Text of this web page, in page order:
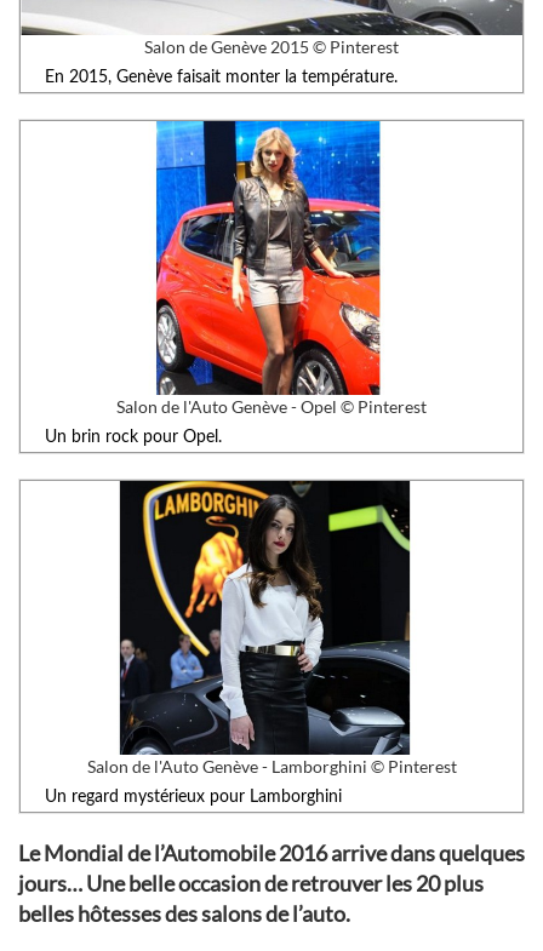
Salon de Genève 2015 © Pinterest
En 2015, Genève faisait monter la température.
Salon de l'Auto Genève - Opel © Pinterest
Un brin rock pour Opel.
Salon de l'Auto Genève - Lamborghini © Pinterest
Un regard mystérieux pour Lamborghini
Le Mondial de l’Automobile 2016 arrive dans quelques
jours… Une belle occasion de retrouver les 20 plus
belles hôtesses des salons de l’auto.